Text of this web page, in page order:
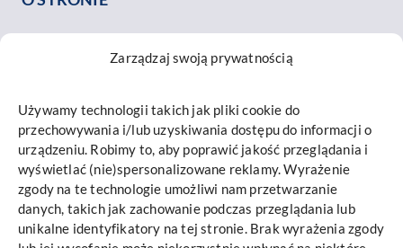
Zarządzaj swoją prywatnością
Używamy technologii takich jak pliki cookie do
przechowywania i/lub uzyskiwania dostępu do informacji o
urządzeniu. Robimy to, aby poprawić jakość przeglądania i
wyświetlać (nie)spersonalizowane reklamy. Wyrażenie
zgody na te technologie umożliwi nam przetwarzanie
danych, takich jak zachowanie podczas przeglądania lub
unikalne identyfikatory na tej stronie. Brak wyrażenia zgody
Kontakt
INFORMACJE
Mapa strony
Polityka prywatności i cookies
Promieniowanie RTG